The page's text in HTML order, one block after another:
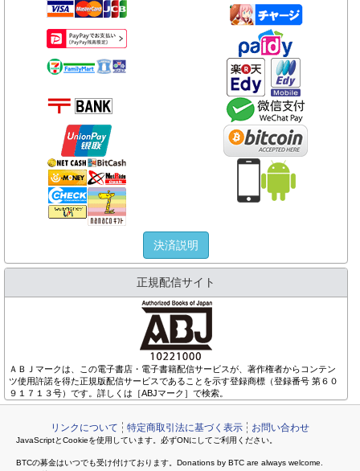
決済説明
正規配信サイト
ＡＢＪマークは、この電子書店・電子書籍配信サービスが、著作権者からコンテン
ツ使用許諾を得た正規版配信サービスであることを示す登録商標（登録番号 第６０
９１７１３号）です。詳しくは［ABJマーク］で検索。
リンクについて 特定商取引法に基づく表示 お問い合わせ
JavaScriptとCookieを使用しています。必ずONにしてご利用ください。
BTCの募金はいつでも受け付けております。Donations by BTC are always welcome.